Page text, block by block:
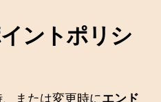
ントポリシ
または変更時にエンド